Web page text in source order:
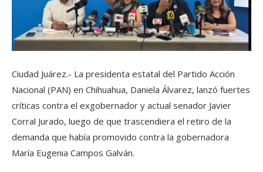
Ciudad Juárez.- La presidenta estatal del Partido Acción
Nacional (PAN) en Chihuahua, Daniela Álvarez, lanzó fuertes
críticas contra el exgobernador y actual senador Javier
Corral Jurado, luego de que trascendiera el retiro de la
demanda que había promovido contra la gobernadora
María Eugenia Campos Galván.